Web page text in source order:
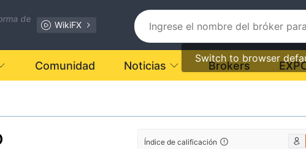
de
WikiFX
Switch to browser
Comunidad Noticias Brokers
Índice de calificación